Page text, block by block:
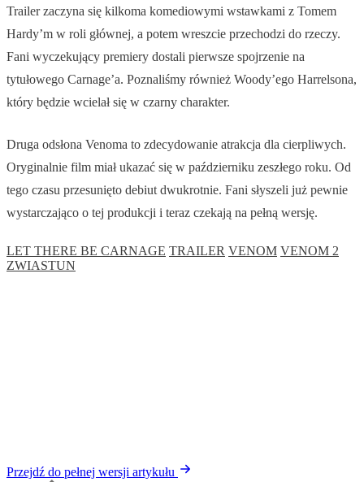
Trailer zaczyna się kilkoma komediowymi wstawkami z Tomem
Hardy’m w roli głównej, a potem wreszcie przechodzi do rzeczy.
Fani wyczekujący premiery dostali pierwsze spojrzenie na
tytułowego Carnage’a. Poznaliśmy również Woody’ego Harrelsona,
który będzie wcielał się w czarny charakter.
Druga odsłona Venoma to zdecydowanie atrakcja dla cierpliwych.
Oryginalnie film miał ukazać się w październiku zeszłego roku. Od
tego czasu przesunięto debiut dwukrotnie. Fani słyszeli już pewnie
wystarczająco o tej produkcji i teraz czekają na pełną wersję.
LET THERE BE CARNAGE TRAILER VENOM VENOM 2
ZWIASTUN
Przejdź do pełnej wersji artykułu